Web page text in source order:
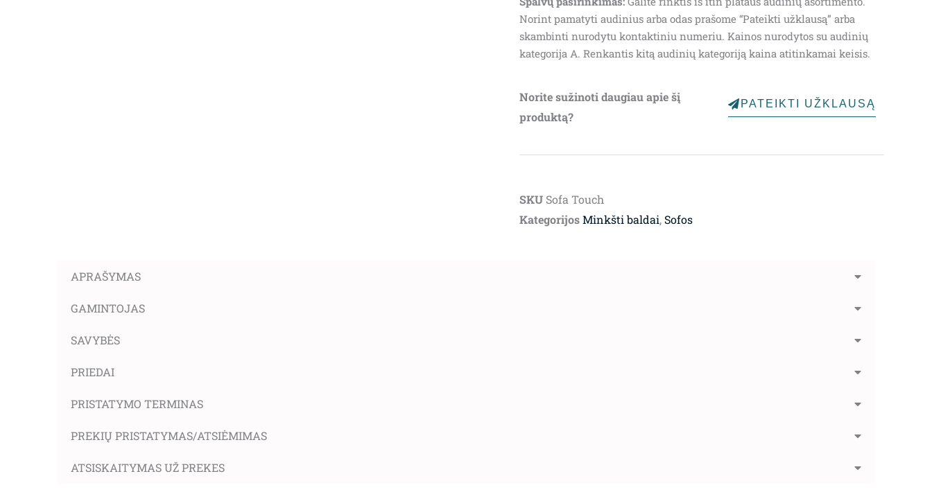
through
1,398.00€
Norint pamatyti audinius arba odas prašome “Pateikti užklausą” arba
skambinti nurodytu kontaktiniu numeriu. Kainos nurodytos su audinių
kategorija A. Renkantis kitą audinių kategoriją kaina atitinkamai keisis.
Norite sužinoti daugiau apie šį
produktą?
PATEIKTI UŽKLAUSĄ
SKU Sofa Touch
KategorijosMinkšti baldai,Sofos
APRAŠYMAS
GAMINTOJAS
SAVYBĖS
PRIEDAI
PRISTATYMO TERMINAS
PREKIŲ PRISTATYMAS/ATSIĖMIMAS
ATSISKAITYMAS UŽ PREKES